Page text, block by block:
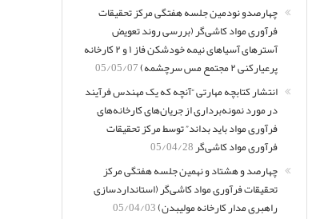
چهارصدو نودمین جلسه هفتگی مرکز تحقیقات
فرآوری مواد کاشی‌گر (بررسی روند تعویض
آسترهای آسیاهای نیمه خودشکن فاز ۱ و ۲ کارخانه
پرعیارکنی ۲ مجتمع مس سرچشمه)
05/05/07
انتشار کتابچه مهارتی “آنچه که یک مهندس فرآیند
در مورد نمونه‌برداری از جریان‌های کارخانه‌های
فرآوری مواد باید بداند” توسط مرکز تحقیقات
فرآوری مواد کاشی‌گر05/04/28
چهارصد و هشتاد و نهمین جلسه هفتگی مرکز
تحقیقات فرآوری مواد کاشی‌گر (استانداردسازی
راهبری مدار کارخانه مولیبدن)05/04/03